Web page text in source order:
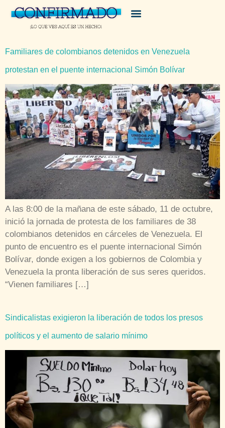
Familiares de colombianos detenidos en Venezuela
protestan en el puente internacional Simón Bolívar
A las 8:00 de la mañana de este sábado, 11 de octubre,
inició la jornada de protesta de los familiares de 38
colombianos detenidos en cárceles de Venezuela. El
punto de encuentro es el puente internacional Simón
Bolívar, donde exigen a los gobiernos de Colombia y
Venezuela la pronta liberación de sus seres queridos.
“Vienen familiares […]
Sindicalistas exigieron la liberación de todos los presos
políticos y el aumento de salario mínimo